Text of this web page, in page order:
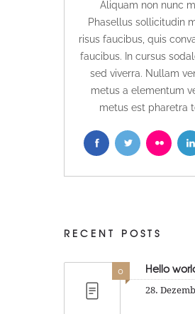
Aliquam non nunc
Phasellus sollicitudin
risus faucibus, quis
faucibus. In cursus
sed viverra. Nullam
metus a elementum
metus est pharetra
RECENT POSTS
0 Hello
28.